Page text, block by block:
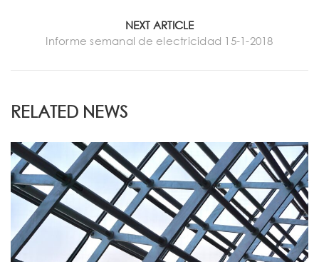
NEXT ARTICLE
Informe semanal de electricidad 15-1-2018
RELATED NEWS